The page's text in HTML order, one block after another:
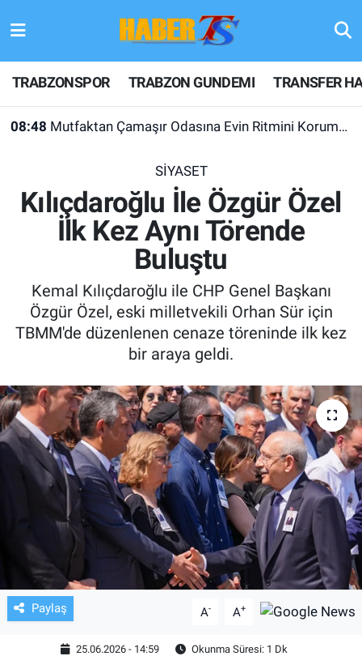
TRABZONSPOR TRABZON GUNDEMI TRANSFER
08:48 Mutfaktan Çamaşır Odasına Evin Ritmini Korumak: Liebherr Cihazlarında Dürüst Teknik Destek Deneyimi
SİYASET
Kılıçdaroğlu İle Özgür Özel
İlk Kez Aynı Törende
Buluştu
Kemal Kılıçdaroğlu ile CHP Genel Başkanı
Özgür Özel, eski milletvekili Orhan Sür için
TBMM'de düzenlenen cenaze töreninde ilk kez
bir araya geldi.
Paylaş A- A+
25.06.2026 - 14:59 Okunma Süresi: 1 Dk
TRABZONSPOR
TRABZON GUNDEMI
TRANSFER HABERLERI
KULİS MEYDANI
1461 TRABZON
FUTBOL
TV VE SİNEMA
BASKETBOL
SAĞLIK
GENEL
KÜLTÜR SANAT
ASAYİŞ
EKONOMİ
Hava Durumu
Trafik Durumu
Son Dakika Haberleri